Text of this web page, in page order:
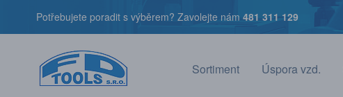
Potřebujete poradit s výběrem? Zavolejte nám 481 311 129
Sortiment Úspora vzd.